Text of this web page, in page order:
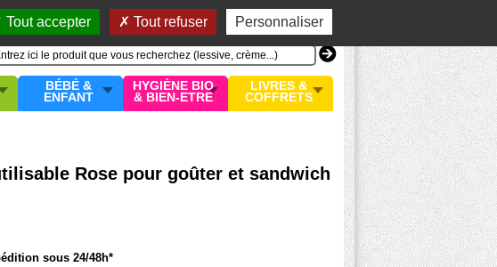
Tout accepter Tout refuser Personnaliser
Mon compte
MON PANIER
0 article
BÉBÉ &
ENFANT
HYGIÈNE BIO
& BIEN-ETRE
LIVRES &
COFFRETS
Rose pour goûter et sandwich
sous 24/48h*